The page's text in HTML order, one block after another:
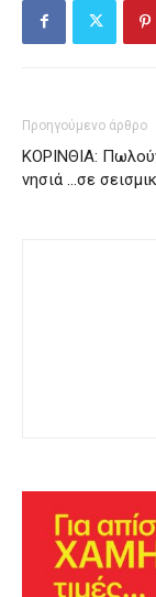
Προηγούμενο άρθρο
ΚΟΡΙΝΘΙΑ:
νησιά …σε